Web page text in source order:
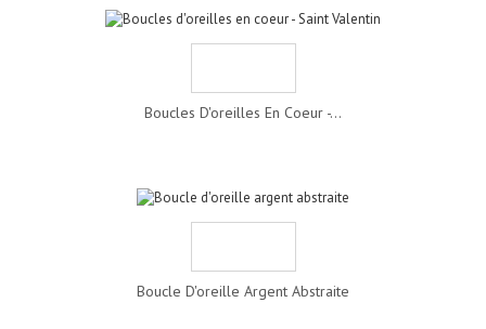
Boucles D'oreilles En Coeur -...
Boucle D'oreille Argent Abstraite